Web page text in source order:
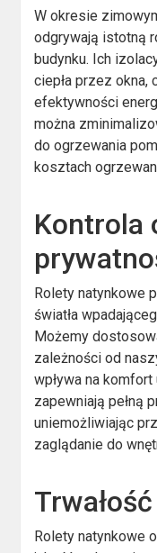
W okresie
odgrywają istotną
budynku. Ich
ciepła przez okna,
efektywności
można
do ogrzewania
kosztach
Kontrola
Rolety natynkowe
światła
Możemy
zależności od
wpływa na
zapewniają pełną
uniemożliwiając
zaglądanie do
Rolety natynkowe